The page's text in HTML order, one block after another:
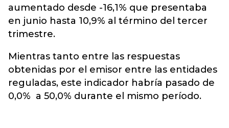
aumentado desde -16,1% que presentaba
en junio hasta 10,9% al término del tercer
trimestre.
Mientras tanto entre las respuestas
obtenidas por el emisor entre las entidades
reguladas, este indicador habría pasado de
0,0% a 50,0% durante el mismo período.